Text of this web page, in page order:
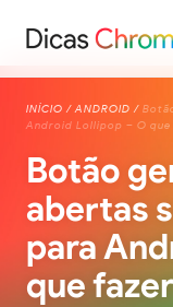
INÍCIO /ANDROID /
Android Lollipop – O que
Botão
abertas
para
que